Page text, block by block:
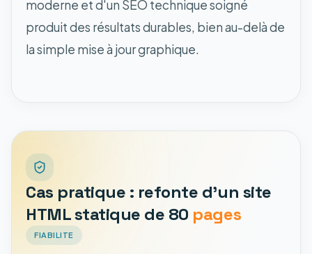
moderne et d'un SEO technique soigné
produit des résultats durables, bien au-delà de
la simple mise à jour graphique.
Cas pratique : refonte d'un site
HTML statique de 80 pages
FIABILITE